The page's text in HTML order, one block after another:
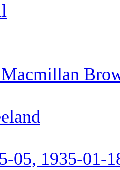
Macmillan
05, 1935-01-